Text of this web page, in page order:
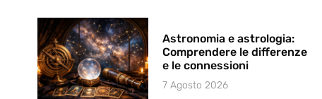
Astronomia e astrologia:
Comprendere le differenze
e le connessioni
7 Agosto 2026